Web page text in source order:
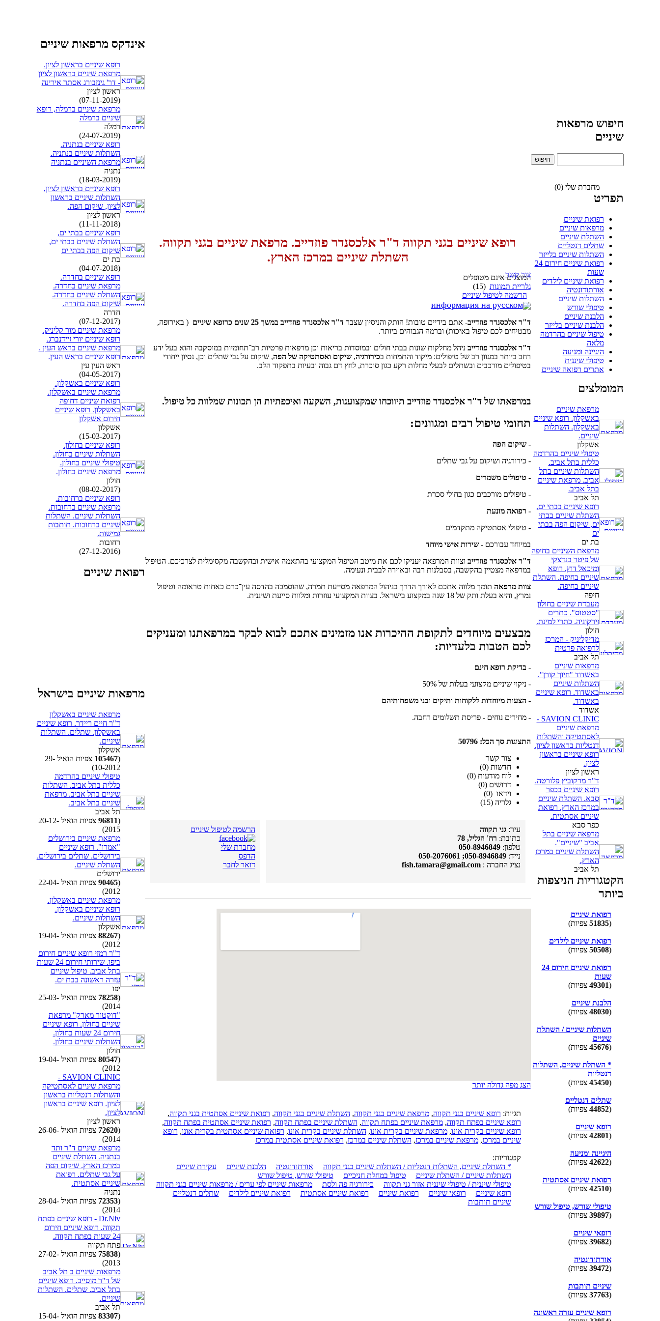
חיפוש מרפאות
שיניים
מחברת שלי (0)
תפריט
רפואת שיניים
מרפאות שיניים
השתלת שיניים
שתלים דנטליים
השתלות שיניים בלייזר
רפואת שיניים חירום 24
שעות
רפואת שיניים לילדים
אורתודונטיה
השתלות שיניים
טיפולי שורש
הלבנת שיניים
הלבנת שיניים בלייזר
טיפול שיניים בהרדמה
מלאה
היגיינה ומניעה
טיפולי שיננית
אתרים רפואה שיניים
המומלצים
מרפאת שיניים
באשקלון. רופא שיניים
באשקלון. השתלות
שיניים.
אשקלון
טיפולי שיניים בהרדמה
כללית בתל אביב.
השתלות שיניים בתל
אביב. מרפאת שיניים
בתל אביב.
תל אביב
רופא שיניים בבתי ים,
השתלת שיניים בבתי
ים, שיקום הפה בבתי
ים
בת ים
מרפאת השיניים בחיפה
של פיטר בנדצקי
ומיכאל דוץ. רופא
שיניים בחיפה. השתלת
שיניים בחיפה.
חיפה
מעבדת שיניים בחולון
"סטטוס". כתרים
זירקוניה. כתרי למינת.
חולון
מדיקליניק - המרכז
לרפואה פרטית
תל אביב
מרפאות שיניים
באשדוד "חיוך קורן".
השתלות שיניים
באשדוד. רופא שיניים
באשדוד.
אשדוד
SAVION CLINIC -
מרפאת שיניים
לאסתטיקה והשתלות
דנטליות בראשון לציון.
רופא שיניים בראשון
לציון.
ראשון לציון
ד"ר מרקוביץ פלורטה.
רופא שיניים בכפר
סבא. השתלת שיניים
במרכז הארץ. רפואת
שיניים אסתטית.
כפר סבא
מרפאה שיניים בתל
אביב "שיניים".
השתלת שיניים במרכז
הארץ.
תל אביב
הקטגוריות הניצפות
ביותר
רפואת שיניים
(
51835 צפיות)
רפואת שיניים לילדים
(
50508 צפיות)
רפואת שיניים חירום 24
שעות
(
49301 צפיות)
הלבנת שיניים
(
48030 צפיות)
השתלות שיניים / השתלת
שיניים
(
45676 צפיות)
* השתלת שיניים, השתלות
דנטליות
(
45450 צפיות)
שתלים דנטליים
(
44852 צפיות)
רופא שיניים
(
42801 צפיות)
היגיינה ומניעה
(
42622 צפיות)
רפואת שיניים אסתטית
(
42510 צפיות)
טיפולי שורש, טיפול שורש
(
39897 צפיות)
רופאי שיניים
(
39682 צפיות)
אורתודונטיה
(
39472 צפיות)
שיניים תותבות
(
37763 צפיות)
רופא שיניים עזרה ראשונה
רופא שיניים בגני תקווה ד"ר אלכסנדר פוזדייב. מרפאת שיניים בגני תקווה.
השתלת שיניים במרכז הארץ.
המוצגים אינם מטופלים
גלריית תמונות (15)
הרשמה לטיפול שיניים
צור קשר
информация на русском
ד"ר אלכסנדר פוזדייב- אתם בידיים טובות! הותק והניסיון שצבר ד"ר אלכסנדר פוזדייב במשך 25 שנים כרופא שיניים
( באירופה,
מבטיחים לכם טיפול באיכות) וברמה הגבוהים ביותר.
ד"ר אלכסנדר פוזדייבניהל מחלקות שונות בבתי חולים ובמוסדות בריאות וכן מרפאות פרטיות רב־תחומיות במוסקבה והוא בעל ידע
רחב ביותר במגוון רב של טיפולים: מיקוד והתמחות בכירורגיה,שיקום ואסתטיקה של הפה, שיקום על גבי שתלים וכן, נסיון ייחודי
בטיפולים מורכבים ובשתלים לבעלי מחלות רקע כגון סוכרת, לחץ דם גבוה ובעיות בתפקוד הלב.
במרפאתו של ד"ר אלכסנדר פוזדייב תיווכחו שמקצוענות, השקעה ואיכפתיות הן תכונות שמלוות כל טיפול.
תחומי טיפול רבים ומגוונים:
- שיקום הפה
- כירורגיה ושיקום על גבי שתלים
- טיפולים משמרים
- טיפולים מורכבים כגון בחולי סכרת
- רפואה מונעת
- טיפולי אסתטיקה מתקדמים
במיוחד עבורכם -שירות אישי מיוחד
ד"ר אלכסנדר פוזדייב וצוות המרפאה יעניקו לכם את מיטב הטיפול המקצועי בהתאמה אישית ובהקשבה מקסימלית לצרכיכם. הטיפול
במרפאה מצטיין בהקשבה, בסבלנות רבה ובאוירה לבבית ונעימה.
צוות מרפאה תומך מלווה אתכם לאורך הדרך בניהול המרפאה מסייעת תמרה, שהוסמכה בהדסה עין־כרם כאחות טראומה וטיפול
נמרץ, והיא בעלת ותק של 18 שנה במקצוע בישראל. בצוות המקצועי עוזרות ומלוות סייעת ושיננית.
מבצעים מיוחדים לתקופת ההיכרות אנו מזמינים אתכם לבוא לבקר במרפאתנו ומעניקים
לכם הטבות בלעדיות:
- בדיקת רופא חינם
- ניקוי שיניים מקצועי בעלות של 50%
- הצעות מיוחדות ללקוחות ותיקים ובני משפחותיהם
- מחירים נוחים - פריסת תשלומים רחבה.
התצוגות סך הכל: 50796
צור קשר
חדשות (0)
לוח מודעות (0)
דרושים (0)
וידאו (0)
גלריה (15)
עיר:גני תקווה
כתובת: רח' הגליל, 78
טלפון:050-8946849
נייד:050-8946849; 050-2076061
נציג החברה :fish.tamara@gmail.com
הרשמה לטיפול שיניים
מחברת שלי
הדפס
דואר לחבר
הצג מפה גדולה יותר
תגיות: רופא שיניים בגני תקווה,מרפאת שיניים בגני תקווה, השתלת שיניים בגני תקווה, רפואת שיניים אסתטית בגני תקווה,
רופא שיניים בפתח תקווה,מרפאת שיניים בפתח תקווה, השתלת שיניים בפתח תקווה, רפואת שיניים אסתטית בפתח תקווה,
רופא שיניים בקרית אונו,מרפאת שיניים בקרית אונו, השתלת שיניים בקרית אונו, רפואת שיניים אסתטית בקרית אונו, רופא
שיניים במרכז,מרפאת שיניים במרכז, השתלת שיניים במרכז, רפואת שיניים אסתטית במרכז
קטגוריות:
* השתלת שיניים, השתלות דנטליות / השתלות שיניים בגני תקווה
אורתודונטיה הלבנת שיניים
עקירת שיניים
השתלות שיניים / השתלת שיניים
טיפול במחלת חניכיים
טיפולי שורש, טיפול שורש
טיפולי שיננית / טיפולי שיננית אזור גני תקווה
כירורגיה פה ולסת
מרפאות שיניים לפי ערים / מרפאות שיניים בגני תקווה
רופא שיניים
רופאי שיניים רפואת שיניים רפואת שיניים אסתטית רפואת שיניים לילדים
שתלים דנטליים
שיניים תותבות
אינדקס מרפאות שיניים
רופא שיניים בראשון לציון.
מרפאת שיניים בראשון לציון
- דר' גינזבורג אסתר אירינה
ראשון לציון
(07-11-2019)
מרפאת שיניים ברמלה, רופא
שיניים ברמלה
רמלה
(24-07-2019)
רופא שיניים בנתניה.
השתלות שיניים בנתניה.
מרפאת השיניים בנתניה
נתניה
(18-03-2019)
רופא שיניים בראשון לציון,
השתלות שיניים בראשון
לציון, שיקום הפה.
ראשון לציון
(11-11-2018)
רופא שיניים בבתי ים,
השתלת שיניים בבתי ים,
שיקום הפה בבתי ים
בת ים
(04-07-2018)
רופא שיניים בחדרה.
מרפאת שיניים בחדרה.
השתלת שיניים בחדרה.
שיקום הפה בחדרה.
חדרה
(07-12-2017)
מרפאת שיניים מור קליניק.
רופא שיניים יורי זיידנברג.
מרפאת שיניים בראש העין .
רופא שיניים בראש העין.
ראש העין עין
(04-05-2017)
רופא שיניים באשקלון.
מרפאת שיניים באשקלון.
רפואת שיניים דחופה
באשקלון. רופא שיניים
חירום אשקלון
אשקלון
(15-03-2017)
רופא שיניים בחולון.
השתלות שיניים בחולון.
טיפולי שיניים בחולון.
מרפאת שיניים בחולון.
חולון
(08-02-2017)
רופא שיניים ברחובות.
מרפאת שיניים ברחובות.
השתלות שיניים. השתלות
שיניים ברחובות. תותבות
גמישות.
רחובות
(27-12-2016)
רפואת שיניים
מרפאות שיניים בישראל
מרפאת שיניים באשקלון
ד"ר חיים ריידר. רופא שיניים
באשקלון. שתלים. השתלות
שיניים.
אשקלון
(
105467
צפיות הואיל 29-
10-2012)
טיפולי שיניים בהרדמה
כללית בתל אביב. השתלות
שיניים בתל אביב. מרפאת
שיניים בתל אביב.
תל אביב
(
96811
צפיות הואיל 20-12-
2015)
מרפאת שיניים בירושלים
"אמרו". רופא שיניים
בירושלים. שתלים בירושלים.
השתלת שיניים.
ירושלים
(
90465
צפיות הואיל 22-04-
2012)
מרפאת שיניים באשקלון.
רופא שיניים באשקלון.
השתלות שיניים.
אשקלון
(
88267
צפיות הואיל 19-04-
2012)
ד"ר רמזי רופא שיניים חירום
ביפו. שירותי חירום 24 שעות
בתל אביב. טיפול שיניים
עזרה ראשונה בבת ים.
יפו
(
78258
צפיות הואיל 25-03-
2014)
"דוקטור מארק" מרפאת
שיניים בחולון. רופא שיניים
חירום 24 שעות בחולון.
השתלות שיניים בחולון.
חולון
(
80547
צפיות הואיל 19-04-
2012)
SAVION CLINIC -
מרפאת שיניים לאסתטיקה
והשתלות דנטליות בראשון
לציון. רופא שיניים בראשון
לציון.
ראשון לציון
(
72620
צפיות הואיל 26-06-
2014)
מרפאת שיניים ד"ר ותד
בנתניה. השתלת שיניים
במרכז הארץ. שיקום הפה
על גבי שתלים. רפואת
שיניים אסתטית.
נתניה
(
72353
צפיות הואיל 28-04-
2014)
Dr.Niv - רופא שיניים בפתח
תקווה. רופא שיניים חירום
24 שעות בפתח תקווה.
פתח תקווה
(
75838
צפיות הואיל 27-02-
2013)
מרפאות שיניים ב תל אביב
של ד"ר מוסייב. רופא שיניים
בתל אביב. שתלים. השתלות
שיניים.
תל אביב
(
83307
צפיות הואיל 15-04-